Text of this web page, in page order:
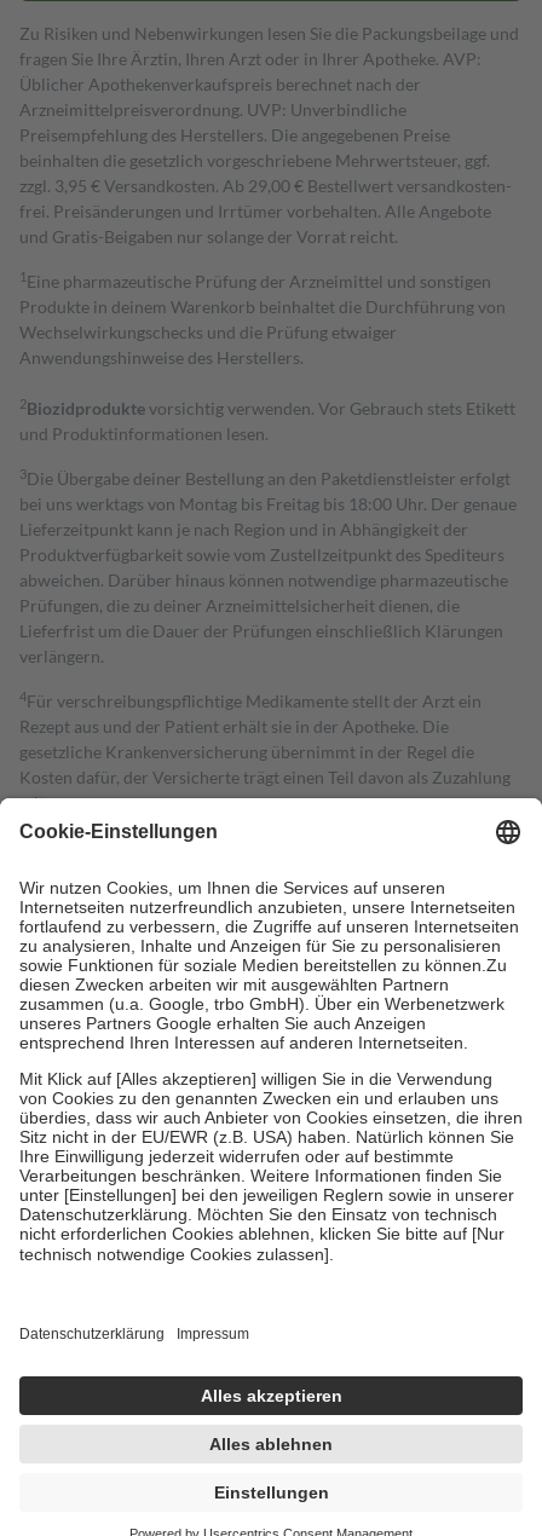
Zu Risiken und Nebenwirkungen lesen Sie die Packungsbeilage und
fragen Sie Ihre Ärztin, Ihren Arzt oder in Ihrer Apotheke. AVP:
Üblicher Apothekenverkaufspreis berechnet nach der
Arzneimittelpreisverordnung. UVP: Unverbindliche
Preisempfehlung des Herstellers. Die angegebenen Preise
beinhalten die gesetzlich vorgeschriebene Mehrwertsteuer, ggf.
zzgl. 3,95 € Versandkosten. Ab 29,00 € Bestell­wert versand­kosten­
frei. Preisänderungen und Irrtümer vorbehalten. Alle Angebote
und Gratis-Beigaben nur solange der Vorrat reicht.
1 Eine pharmazeutische Prüfung der Arzneimittel und sonstigen
Produkte in deinem Warenkorb beinhaltet die Durchführung von
Wechselwirkungschecks und die Prüfung etwaiger
Anwendungshinweise des Herstellers.
2Biozidproduktevorsichtig verwenden. Vor Gebrauch stets Etikett
und Produktinformationen lesen.
3Die Übergabe deiner Bestellung an den Paketdienstleister erfolgt
bei uns werktags von Montag bis Freitag bis 18:00 Uhr. Der genaue
Lieferzeitpunkt kann je nach Region und in Abhängigkeit der
Produktverfügbarkeit sowie vom Zustellzeitpunkt des Spediteurs
abweichen. Darüber hinaus können notwendige pharmazeutische
Prüfungen, die zu deiner Arzneimittelsicherheit dienen, die
Lieferfrist um die Dauer der Prüfungen einschließlich Klärungen
verlängern.
4Für verschreibungspflichtige Medikamente stellt der Arzt ein
Rezept aus und der Patient erhält sie in der Apotheke. Die
gesetzliche Krankenversicherung übernimmt in der Regel die
Kosten dafür, der Versicherte trägt einen Teil davon als Zuzahlung
mit.
Grundsätzlich leisten Mitglieder Zuzahlungen in Höhe von zehn
höchstens zehn Euro.
Es sind jedoch nie mehr als die tatsächlichen
Kosten der Leistung zu entrichten.
Diese Regeln gelten grundsätzlich auch für Online-Apotheken.
Bei Heilmitteln und häuslicher Krankenpflege beträgt die
Zuzahlung zehn Prozent der Kosten sowie zehn Euro je
Verordnung.
Um das Engagement der Versicherten für ihre eigene Gesundheit zu
stärken und die besondere Stellung der Familie zu unterstützen,
fallenkeine Zuzahlungenan bei:
• Kindern und Jugendlichen bis zum vollendeten 18. Lebensjahr
mit Ausnahme der Fahrkosten
• Untersuchungen zur Vorsorge und Früherkennung, die von der
GKV getragen werden
• empfohlenen Schutzimpfungen
• Harn- und Blutteststreifen
getroffen, um sicherzustellen, dass es sich um echte Bewertungen
https://help.etrusted.com/hc/de/articles/4419944605341
Einige Bilder und Inhalte wurden unter Zuhilfenahme künstlicher